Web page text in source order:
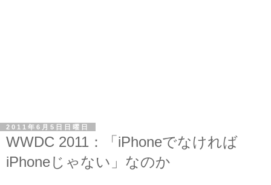
2011年6月5日日曜日
WWDC 2011：「iPhoneでなければ
iPhoneじゃない」なのか